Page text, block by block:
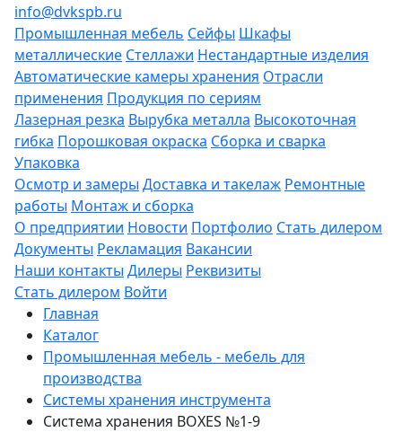
info@dvkspb.ru
Промышленная мебель Сейфы Шкафы
металлические Стеллажи Нестандартные изделия
Автоматические камеры хранения Отрасли
применения Продукция по сериям
Лазерная резка Вырубка металла Высокоточная
гибка Порошковая окраска Сборка и сварка
Упаковка
Осмотр и замеры Доставка и такелаж Ремонтные
работы Монтаж и сборка
О предприятии Новости Портфолио Стать дилером
Документы Рекламация Вакансии
Наши контакты Дилеры Реквизиты
Стать дилером Войти
Главная
Каталог
Промышленная мебель - мебель для
производства
Системы хранения инструмента
Система хранения BOXES №1-9